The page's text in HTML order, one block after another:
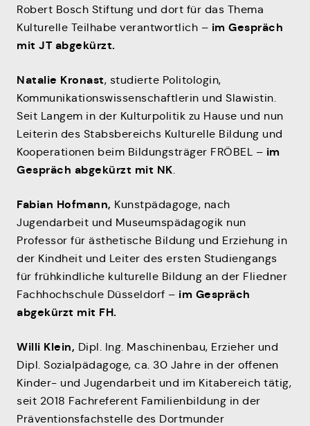
Robert Bosch Stiftung und dort für das Thema
Kulturelle Teilhabe verantwortlich – im Gespräch
mit JT abgekürzt.
Natalie Kronast, studierte Politologin,
Kommunikationswissenschaftlerin und Slawistin.
Seit Langem in der Kulturpolitik zu Hause und nun
Leiterin des Stabsbereichs Kulturelle Bildung und
Kooperationen beim Bildungsträger FRÖBEL – im
Gespräch abgekürzt mit NK
Fabian Hofmann, Kunstpädagoge, nach
Jugendarbeit und Museumspädagogik nun
Professor für ästhetische Bildung und Erziehung in
der Kindheit und Leiter des ersten Studiengangs
für frühkindliche kulturelle Bildung an der Fliedner
Fachhochschule Düsseldorf – im Gespräch
abgekürzt mit FH.
Willi Klein, Dipl. Ing. Maschinenbau, Erzieher und
Dipl. Sozialpädagoge, ca. 30 Jahre in der offenen
Kinder- und Jugendarbeit und im Kitabereich tätig,
seit 2018 Fachreferent Familienbildung in der
Präventionsfachstelle des Dortmunder